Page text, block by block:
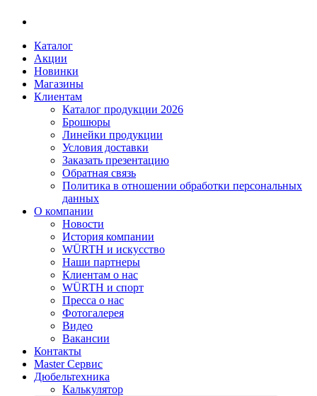
Каталог
Акции
Новинки
Магазины
Клиентам
Каталог продукции 2026
Брошюры
Линейки продукции
Условия доставки
Заказать презентацию
Обратная связь
Политика в отношении обработки персональных
данных
О компании
Новости
История компании
WÜRTH и искусство
Наши партнеры
Клиентам о нас
WÜRTH и спорт
Пресса о нас
Фотогалерея
Видео
Вакансии
Контакты
Master Сервис
Дюбельтехника
Калькулятор